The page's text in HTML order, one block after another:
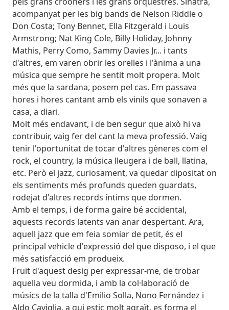
acompanyat per les big bands de Nelson Riddle o
Don Costa; Tony Bennet, Ella Fitzgerald i Louis
Armstrong; Nat King Cole, Billy Holiday, Johnny
Mathis, Perry Como, Sammy Davies Jr... i tants
d'altres, em varen obrir les orelles i l'ànima a una
música que sempre he sentit molt propera. Molt
més que la sardana, posem pel cas. Em passava
hores i hores cantant amb els vinils que sonaven a
casa, a diari.
Molt més endavant, i de ben segur que això hi va
contribuir, vaig fer del cant la meva professió. Vaig
tenir l'oportunitat de tocar d'altres gèneres com el
rock, el country, la música lleugera i de ball, llatina,
etc. Però el jazz, curiosament, va quedar dipositat on
els sentiments més profunds queden guardats,
rodejat d'altres records íntims que dormen.
Amb el temps, i de forma gaire bé accidental,
aquests records latents van anar despertant. Ara,
aquell jazz que em feia somiar de petit, és el
principal vehicle d'expressió del que disposo, i el que
més satisfacció em produeix.
Fruit d'aquest desig per expressar-me, de trobar
aquella veu dormida, i amb la col·laboració de
músics de la talla d'Emilio Solla, Nono Fernández i
Aldo Caviglia, a qui estic molt agraït, es forma el